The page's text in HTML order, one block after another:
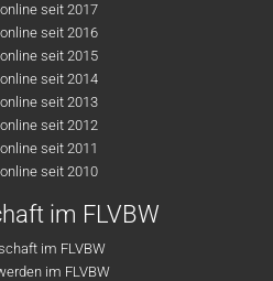
seit 2017
seit 2016
seit 2015
seit 2014
seit 2013
seit 2012
seit 2011
seit 2010
im FLVBW
im FLVBW
im FLVBW